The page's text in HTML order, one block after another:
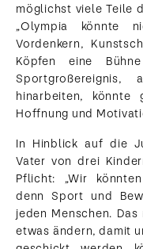
möglichst viele Teile
„Olympia könnte
Vordenkern,
Köpfen eine
hinarbeiten, könnte
Hoffnung und
In Hinblick auf die
Vater von drei
Pflicht: „Wir
denn Sport und
jeden Menschen.
etwas ändern, damit